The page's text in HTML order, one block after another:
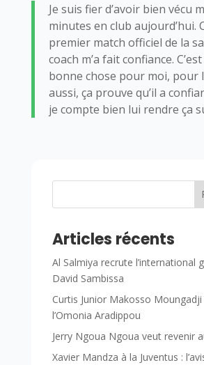
Je suis fier d’avoir bien vécu
minutes en club aujourd’hui.
premier match officiel de la
coach m’a fait confiance.
bonne chose pour moi, pour
aussi, ça prouve qu’il a
je compte bien lui rendre ça
Articles récents
Al Salmiya recrute l’international
David Sambissa
Curtis Junior Makosso
l’Omonia Aradippou
Jerry Ngoua Ngoua veut revenir
Xavier Mandza à la Juventus :